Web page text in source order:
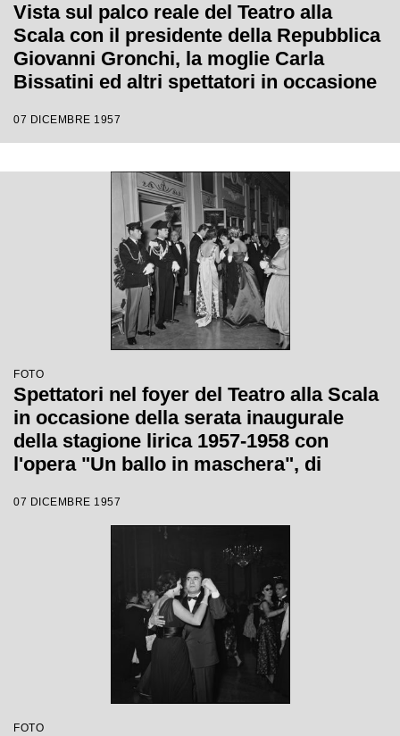
Vista sul palco reale del Teatro alla
Scala con il presidente della Repubblica
Giovanni Gronchi, la moglie Carla
Bissatini ed altri spettatori in occasione
lirica 1957-1958 con l'opera "Un ballo in
Gianandrea Gavazzeni con la regia di
Margherita Wallmann
07 DICEMBRE 1957
FOTO
Spettatori nel foyer del Teatro alla Scala
in occasione della serata inaugurale
della stagione lirica 1957-1958 con
l'opera "Un ballo in maschera", di
Gavazzeni con la regia di Margherita
07 DICEMBRE 1957
FOTO